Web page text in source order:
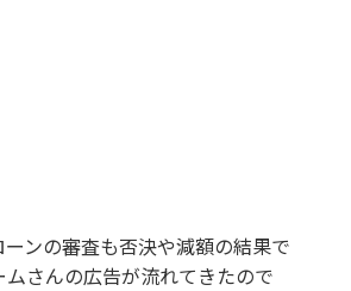
ンの審査も否決や減額の結果で
さんの広告が流れてきたので